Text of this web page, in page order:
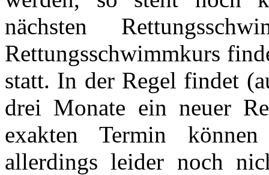
nächsten
Rettungsschwimmkurs
statt. In der Regel findet
drei Monate ein neuer
exakten Termin
allerdings leider noch